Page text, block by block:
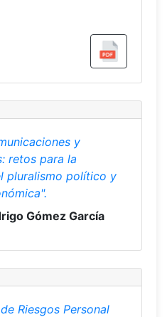
y
retos para la
pluralismo político y
Gómez García
Riesgos Personal